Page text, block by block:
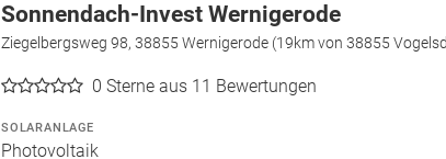
Sonnendach-Invest Wernigerode
Ziegelbergsweg 98, 38855 Wernigerode (19km von 38855
0 Sterne aus 11 Bewertungen
SOLARANLAGE
Photovoltaik